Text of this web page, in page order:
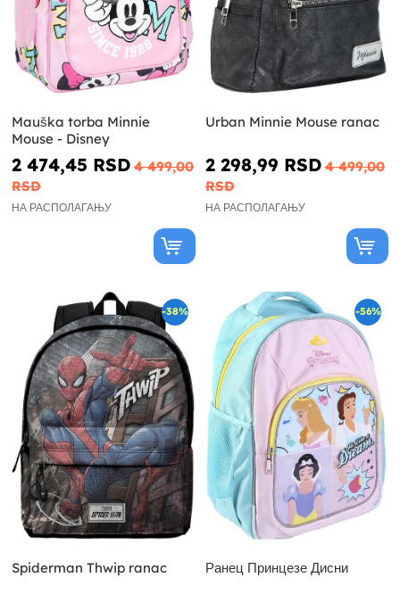
Mauška torba Minnie
Mouse - Disney
2 474,45 RSD 4 499,00
RSD
НА РАСПОЛАГАЊУ
Urban Minnie Mouse ranac
2 298,99 RSD 4 499,00
RSD
НА РАСПОЛАГАЊУ
-38%
Spiderman Thwip ranac
-56%
Ранец Принцезе Дисни